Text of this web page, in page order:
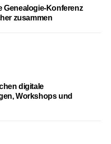
Genealogie-Konferenz
zusammen
digitale
Workshops und